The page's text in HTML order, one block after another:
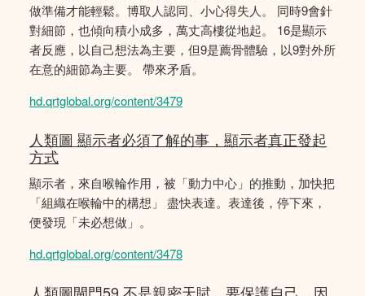
做準備才能輕鬆。博取人認同、小心得失人。 同時9會針
對細節，也傾向積小成多，萬丈高樓從地起。 16是顯示
者反應，以自己想法為主要，但9是薦骨體驗，以9對外所
在意的細節為主要。 帶來矛盾。
hd.qrtglobal.org/content/3479
人類圖 顯示者必須了解的事，顯示者真正發起
方式
顯示者，來自喉輪作用，被「動力中心」的推動，加快把
「組織在喉輪中的構想」 盡快表達。表達後，停下來，
便發現「未必想做」。
hd.qrtglobal.org/content/3478